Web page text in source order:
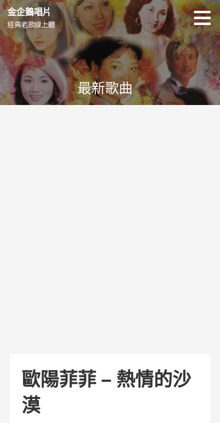
跳
至
主
內
容
金企鵝唱片
經典老歌線上聽
最新歌曲
歐陽菲菲 – 熱情的沙
漠